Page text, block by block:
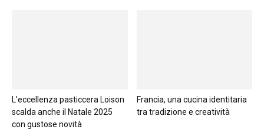
L’eccellenza pasticcera Loison
scalda anche il Natale 2025
con gustose novità
Francia, una cucina identitaria
tra tradizione e creatività